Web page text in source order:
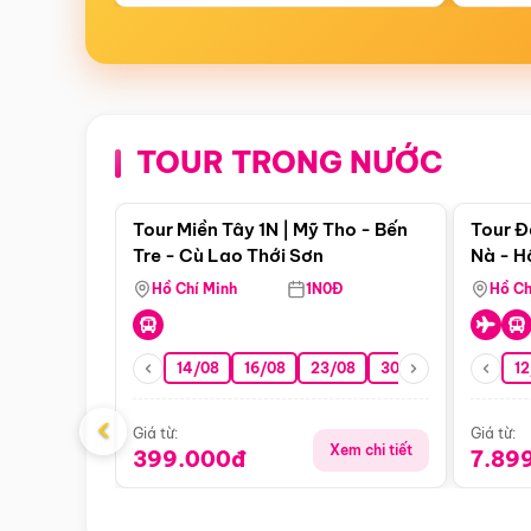
TOUR TRONG NƯỚC
Điểm nổi bật
Tour Miền Tây 1N | Mỹ Tho - Bến
Tre - Cù Lao Thới Sơn
Hồ Chí Minh 1N0Đ
14/08 16/08 23/08 30/08 06/09
Giá từ:
399.000đ Xem chi tiết
Tour
Nà -
Nha
Hồ
Giá từ:
‹